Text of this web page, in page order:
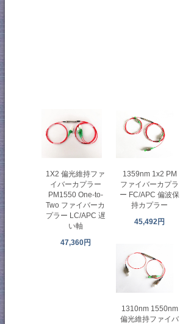
1X2 偏光維持ファ
イバーカプラー
PM1550 One-to-
Two ファイバーカ
プラー LC/APC 遅
い軸
47,360円
1359nm 1x2 PM
ファイバーカプラ
ー FC/APC 偏波保
持カプラー
45,492円
1310nm 1550nm
偏光維持ファイバ